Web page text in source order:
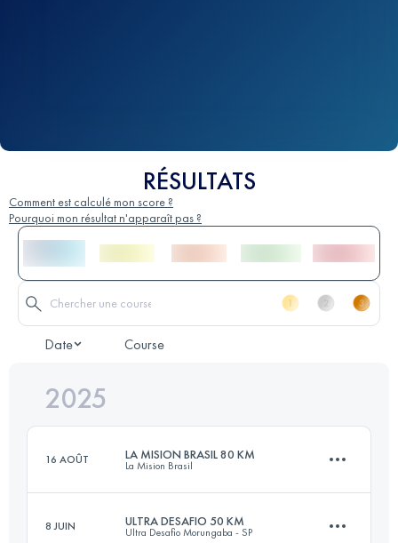
RÉSULTATS
Comment est calculé mon score ?
Pourquoi mon résultat n'apparaît pas ?
Date Course
2025
16 AOÛT LA MISION BRASIL 80 KM
La Mision Brasil
8 JUIN ULTRA DESAFIO 50 KM
Ultra Desafio Morungaba - SP